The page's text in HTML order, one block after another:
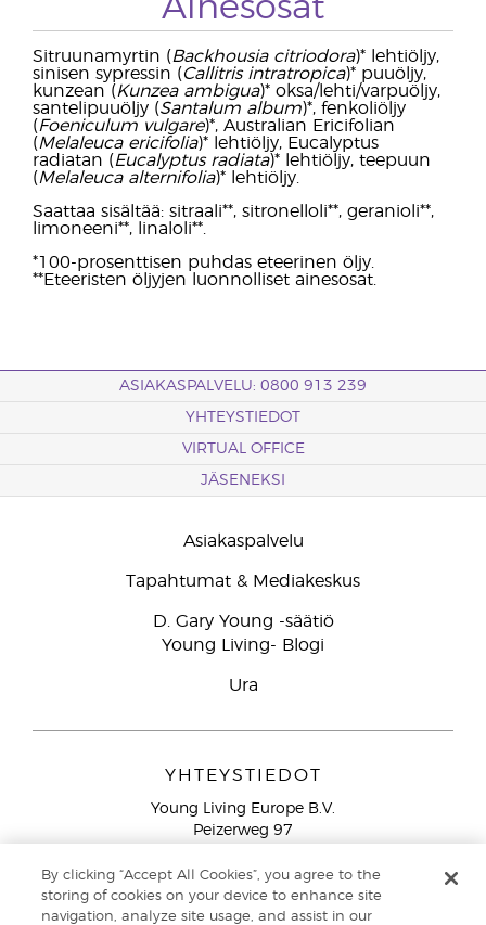
Ainesosat
Sitruunamyrtin (Backhousia citriodora)* lehtiöljy,
sinisen sypressin (Callitris intratropica)* puuöljy,
kunzean (Kunzea ambigua)* oksa/lehti/varpuöljy,
santelipuuöljy (Santalum album)*, fenkoliöljy
(Foeniculum vulgare)*, Australian Ericifolian
(Melaleuca ericifolia)* lehtiöljy, Eucalyptus
radiatan (Eucalyptus radiata)* lehtiöljy, teepuun
(Melaleuca alternifolia)* lehtiöljy.
Saattaa sisältää: sitraali**, sitronelloli**, geranioli**,
limoneeni**, linaloli**.
*100-prosenttisen puhdas eteerinen öljy.
**Eteeristen öljyjen luonnolliset ainesosat.
ASIAKASPALVELU: 0800 913 239
YHTEYSTIEDOT
VIRTUAL OFFICE
JÄSENEKSI
Asiakaspalvelu
Tapahtumat & Mediakeskus
D. Gary Young -säätiö
Young Living- Blogi
Ura
YHTEYSTIEDOT
Young Living Europe B.V.
Peizerweg 97
Netherlands
Ilmainen yhteydenotto lankanumeroista Suomesta
By clicking “Accept All Cookies”, you agree to the
storing of cookies on your device to enhance site
navigation, analyze site usage, and assist in our